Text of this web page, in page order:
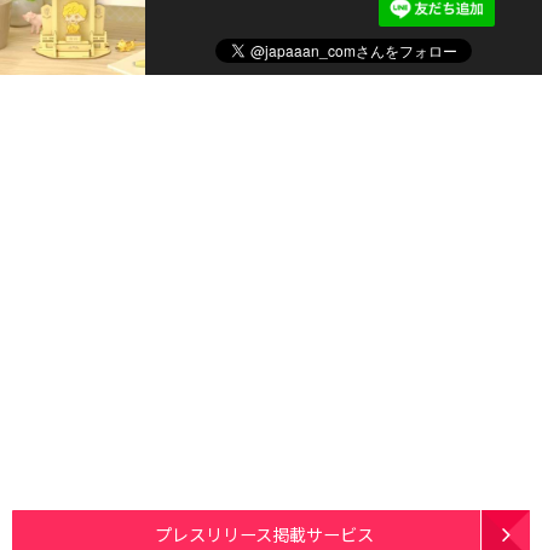
プレスリリース掲載サービス